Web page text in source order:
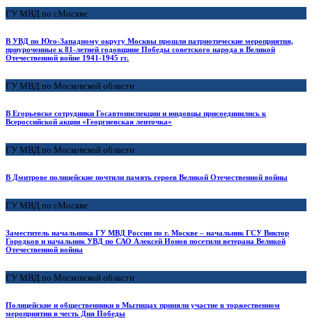
ГУ МВД по г.Москве
В УВД по Юго-Западному округу Москвы прошли патриотические мероприятия,
приуроченные к 81-летней годовщине Победы советского народа в Великой
Отечественной войне 1941-1945 гг.
ГУ МВД по Московской области
В Егорьевске сотрудники Госавтоинспекции и юидовцы присоединились к
Всероссийской акции «Георгиевская ленточка»
ГУ МВД по Московской области
В Дмитрове полицейские почтили память героев Великой Отечественной войны
ГУ МВД по г.Москве
Заместитель начальника ГУ МВД России по г. Москве – начальник ГСУ Виктор
Городков и начальник УВД по САО Алексей Ионов посетили ветерана Великой
Отечественной войны
ГУ МВД по Московской области
Полицейские и общественники в Мытищах приняли участие в торжественном
мероприятии в честь Дня Победы